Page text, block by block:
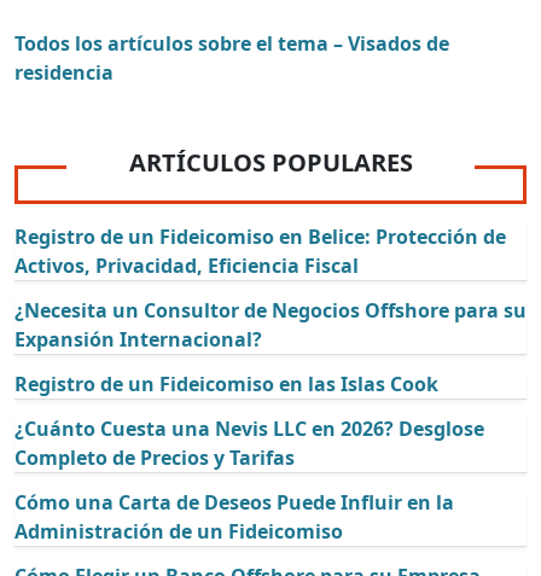
Todos los artículos sobre el tema – Visados de
residencia
ARTÍCULOS POPULARES
Registro de un Fideicomiso en Belice: Protección de
Activos, Privacidad, Eficiencia Fiscal
¿Necesita un Consultor de Negocios Offshore para su
Expansión Internacional?
Registro de un Fideicomiso en las Islas Cook
¿Cuánto Cuesta una Nevis LLC en 2026? Desglose
Completo de Precios y Tarifas
Cómo una Carta de Deseos Puede Influir en la
Administración de un Fideicomiso